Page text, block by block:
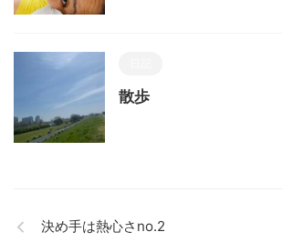
散歩
決め手は熱心さno.2